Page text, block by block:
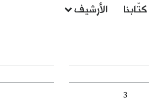
كتّابنا الأرشيف
3